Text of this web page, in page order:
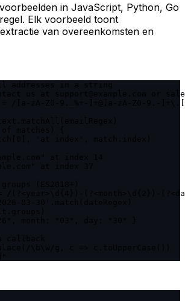
in JavaScript, Python, Go
Elk voorbeeld toont
van overeenkomsten en
us at support@example.com or
= /(?<year>\d{4})-(?<month>\d{2})-